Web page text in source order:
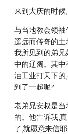
来到大庆的时候,
与当地教会领
遥远而传奇的土
我所见到的弟兄
中的辽阔。其
油工业打天下的
到了一起呢?
老弟兄安叔是当
的。他告诉我,
了,就愿意来信